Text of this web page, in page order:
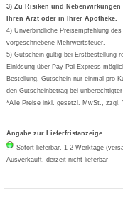
Formoline
Wick
Eucerin
Basica
3) Zu Risiken und
Ihren Arzt oder in Ihrer Apotheke.
4) Unverbindliche Preisempfehlung
vorgeschriebene Mehrwertsteuer.
5) Gutschein gültig bei Erstbestellung
Einlösung über Pay-Pal Express
Bestellung. Gutschein nur einmal pro
den Gutscheinbetrag bei
*Alle Preise inkl. gesetzl. MwSt., zzgl.
Angabe zur Lieferfristanzeige
Sofort lieferbar, 1-2 Werktage
Ausverkauft, derzeit nicht lieferbar